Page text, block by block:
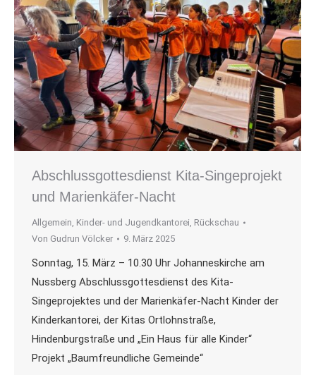
Abschlussgottesdienst Kita-Singeprojekt
und Marienkäfer-Nacht
Allgemein, Kinder- und Jugendkantorei, Rückschau
Von Gudrun Völcker 9. März 2025
Sonntag, 15. März – 10.30 Uhr Johanneskirche am
Nussberg Abschlussgottesdienst des Kita-
Singeprojektes und der Marienkäfer-Nacht Kinder der
Kinderkantorei, der Kitas Ortlohnstraße,
Hindenburgstraße und „Ein Haus für alle Kinder“
Projekt „Baumfreundliche Gemeinde“